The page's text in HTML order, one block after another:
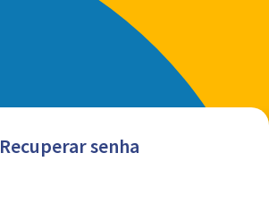
Recuperar senha